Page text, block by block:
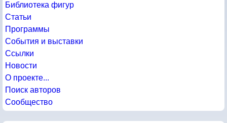
Библиотека фигур
Статьи
Программы
События и выставки
Ссылки
Новости
О проекте...
Поиск авторов
Сообщество